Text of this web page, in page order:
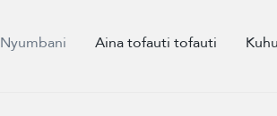
Nyumbani Aina tofauti tofauti